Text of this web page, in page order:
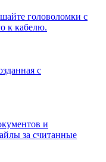
головоломки с
к кабелю.
с
и
за считанные